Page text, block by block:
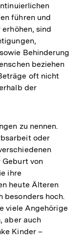
führen und
sind
Behinderung
beziehen
oft nicht
der
zu nennen.
oder
Geburt von
ihre
heute Älteren
besonders hoch.
viele Angehörige
aber auch
Kinder –